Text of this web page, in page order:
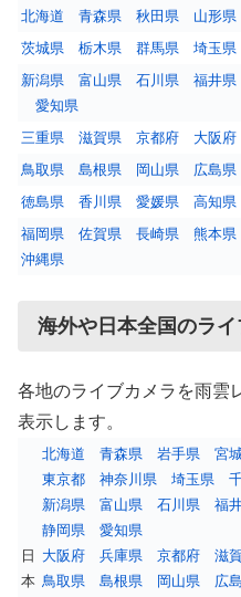
北海道 青森県 秋田県 山形県
茨城県
栃木県 群馬県 埼玉県
新潟県
富山県 石川県 福井県
愛知県
三重県
滋賀県 京都府 大阪府
鳥取県
島根県 岡山県 広島県
徳島県
香川県 愛媛県
高知県
福岡県
佐賀県 長崎県 熊本県
沖縄県
海外や日本全国のラ
各地のライブカメラを雨雲
表示します。
日
本
北海道 青森県 岩手県 宮
東京都
神奈川県 埼玉県
新潟県
富山県 石川県 福
静岡県
愛知県
大阪府
兵庫県 京都府 滋
鳥取県
島根県 岡山県 広